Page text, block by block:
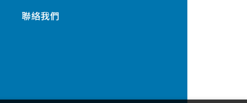
聯絡我們